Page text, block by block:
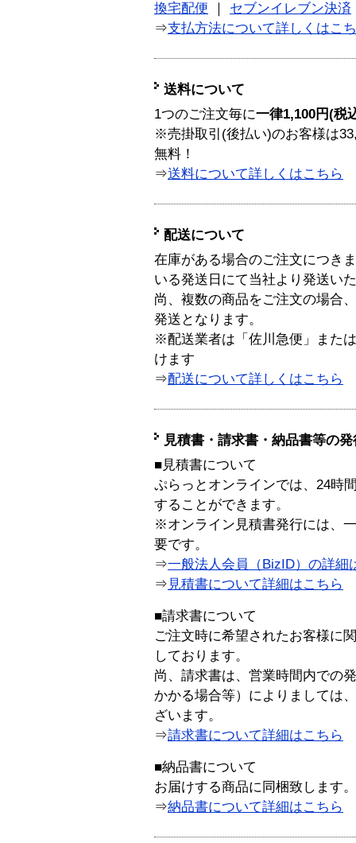
換宅配便
セブンイレブン決済
⇒支払方法について詳しくはこ
送料について
1つのご注文毎に一律1,100円(税
※売掛取引(後払い)のお客様は
無料！
⇒送料について詳しくはこちら
配送について
在庫がある場合のご注文につき
いる発送日にて当社より発送い
尚、複数の商品をご注文の場合
発送となります。
※配送業者は「佐川急便」また
けます
⇒配送について詳しくはこちら
見積書・請求書・納品書等の
■見積書について
ぷらっとオンラインでは、24時
することができます。
※オンライン見積書発行には、
要です。
⇒一般法人会員（BizID）の詳細
⇒ 見積書について詳細はこちら
■請求書について
ご注文時に希望されたお客様に
しております。
尚、請求書は、営業時間内での
かかる場合等）によりましては
ざいます。
⇒請求書について詳細はこちら
■納品書について
お届けする商品に同梱致します。
⇒納品書について詳細はこちら